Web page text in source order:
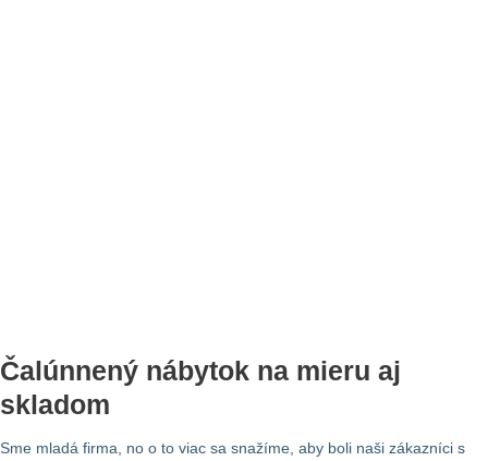
Čalúnnený nábytok na mieru aj
skladom
Sme mladá firma, no o to viac sa snažíme, aby boli naši zákazníci s